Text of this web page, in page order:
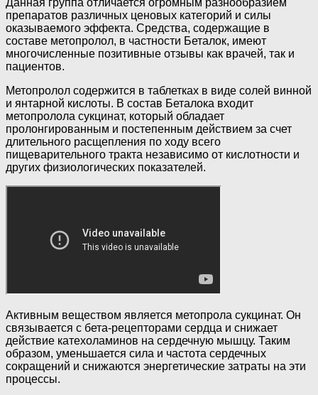
Данная группа отличается огромным разнообразием
препаратов различных ценовых категорий и силы
оказываемого эффекта. Средства, содержащие в
составе метопролол, в частности Беталок, имеют
многочисленные позитивные отзывы как врачей, так и
пациентов.
Метопролол содержится в таблетках в виде солей винной
и янтарной кислоты. В состав Беталока входит
метопролола сукцинат, который обладает
пролонгированным и постепенным действием за счет
длительного расщепления по ходу всего
пищеварительного тракта независимо от кислотности и
других физиологических показателей.
Активным веществом является метопрола сукцинат. Он
связывается с бета-рецепторами сердца и снижает
действие катехоламинов на сердечную мышцу. Таким
образом, уменьшается сила и частота сердечных
сокращений и снижаются энергетические затраты на эти
процессы.